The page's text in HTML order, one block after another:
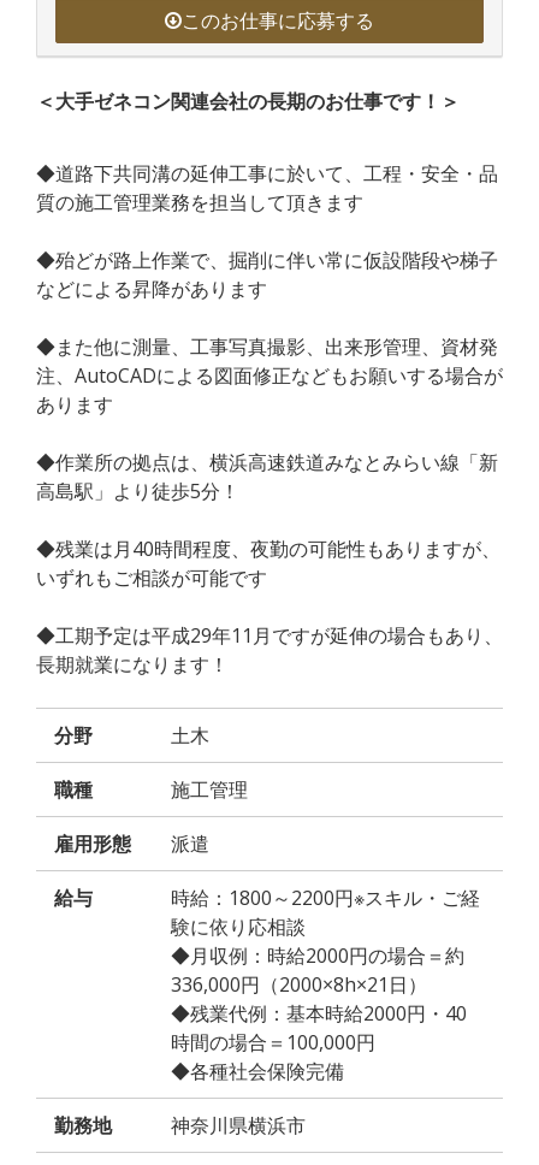
このお仕事に応募する
＜大手ゼネコン関連会社の長期のお仕事です！＞
◆道路下共同溝の延伸工事に於いて、工程・安全・品
質の施工管理業務を担当して頂きます
◆殆どが路上作業で、掘削に伴い常に仮設階段や梯子
などによる昇降があります
◆また他に測量、工事写真撮影、出来形管理、資材発
注、AutoCADによる図面修正などもお願いする場合が
あります
◆作業所の拠点は、横浜高速鉄道みなとみらい線「新
高島駅」より徒歩5分！
◆残業は月40時間程度、夜勤の可能性もありますが、
いずれもご相談が可能です
◆工期予定は平成29年11月ですが延伸の場合もあり、
長期就業になります！
分野 土木
職種 施工管理
雇用形態 派遣
給与
時給：1800～2200円※スキル・ご経
験に依り応相談
◆月収例：時給2000円の場合＝約
336,000円（2000×8h×21日）
◆残業代例：基本時給2000円・40
時間の場合＝100,000円
◆各種社会保険完備
勤務地 神奈川県横浜市